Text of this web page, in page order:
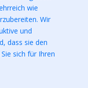
wie
Wir
und
dass sie den
sich für Ihren